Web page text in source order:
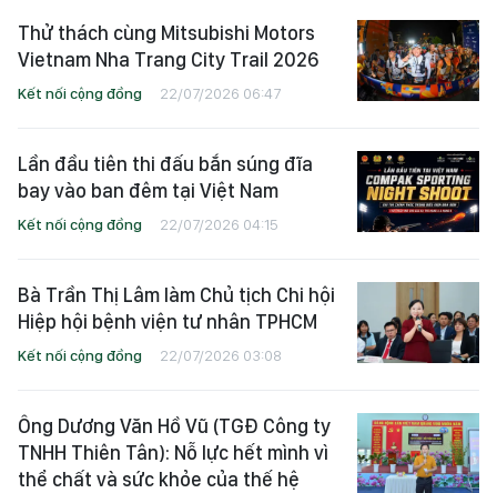
Thử thách cùng Mitsubishi Motors
Vietnam Nha Trang City Trail 2026
Kết nối cộng đồng 22/07/2026 06:47
Lần đầu tiên thi đấu bắn súng đĩa
bay vào ban đêm tại Việt Nam
Kết nối cộng đồng 22/07/2026 04:15
Bà Trần Thị Lâm làm Chủ tịch Chi hội
Hiệp hội bệnh viện tư nhân TPHCM
Kết nối cộng đồng 22/07/2026 03:08
Ông Dương Văn Hồ Vũ (TGĐ Công ty
TNHH Thiên Tân): Nỗ lực hết mình vì
thể chất và sức khỏe của thế hệ